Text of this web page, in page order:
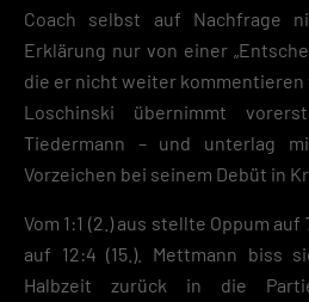
Coach selbst auf Nachfrage
Erklärung nur von einer
die er nicht weiter kommentieren
Loschinski übernimmt
Tiedermann – und unterlag
Vorzeichen bei seinem Debüt in
Vom 1:1 (2.) aus stellte Oppum
auf 12:4 (15.). Mettmann biss
Halbzeit zurück in die